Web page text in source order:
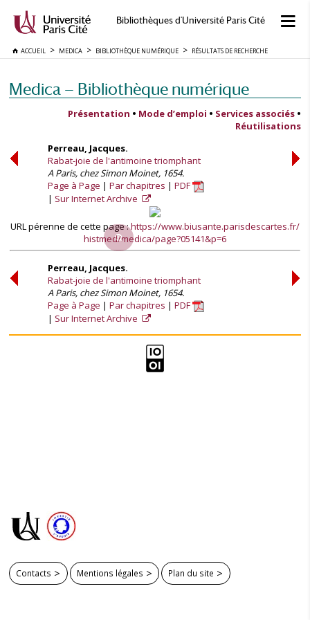
Bibliothèques d'Université Paris Cité
ACCUEIL MEDICA BIBLIOTHÈQUE NUMÉRIQUE RÉSULTATS DE RECHERCHE
Medica — Bibliothèque numérique
Présentation • Mode d’emploi • Services associés •
Réutilisations
Perreau, Jacques.
Rabat-joie de l'antimoine triomphant
A Paris, chez Simon Moinet, 1654.
Page à Page
Par chapitres
PDF
Sur Internet Archive
URL pérenne de cette page :https://www.biusante.parisdescartes.fr/
histmed/medica/page?05141&p=6
Perreau, Jacques.
Rabat-joie de l'antimoine triomphant
A Paris, chez Simon Moinet, 1654.
Page à Page
Par chapitres
PDF
Sur Internet Archive
Contacts Mentions légales Plan du site